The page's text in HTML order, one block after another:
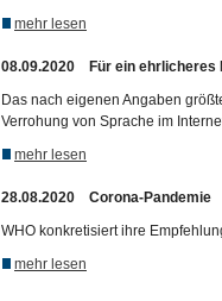
mehr lesen
08.09.2020 Für ein ehrlicheres
Das nach eigenen Angaben
Verrohung von Sprache im
mehr lesen
28.08.2020 Corona-Pandemie
WHO konkretisiert ihre
mehr lesen